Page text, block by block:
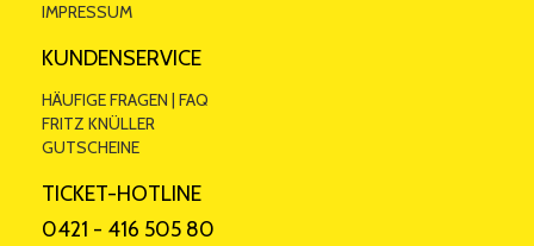
IMPRESSUM
KUNDENSERVICE
HÄUFIGE FRAGEN | FAQ
FRITZ KNÜLLER
GUTSCHEINE
TICKET-HOTLINE
0421 - 416 505 80